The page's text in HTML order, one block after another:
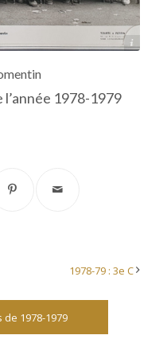
Archives départementales 17
l’année 1978-1979
1978-79 : 3e C
1978-1979